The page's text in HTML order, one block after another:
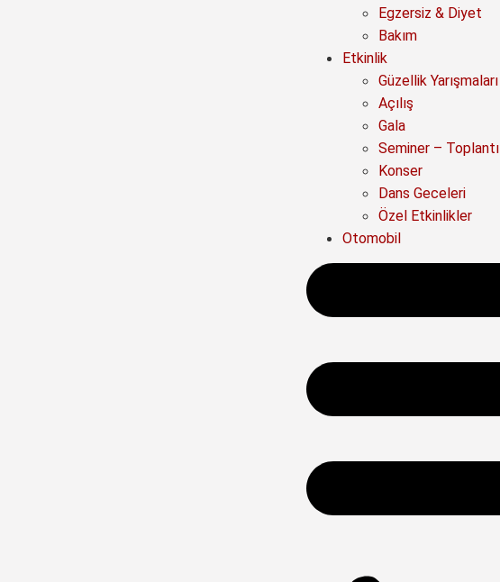
Egzersiz & Diyet
Bakım
Etkinlik
Güzellik Yarışmaları
Açılış
Gala
Seminer – Toplantı
Konser
Dans Geceleri
Özel Etkinlikler
Otomobil